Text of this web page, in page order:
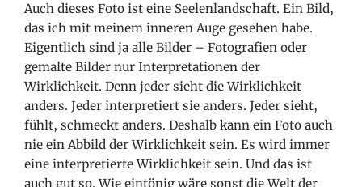
Auch dieses Foto ist eine Seelenlandschaft. Ein Bild,
das ich mit meinem inneren Auge gesehen habe.
Eigentlich sind ja alle Bilder – Fotografien oder
gemalte Bilder nur Interpretationen der
Wirklichkeit. Denn jeder sieht die Wirklichkeit
anders. Jeder interpretiert sie anders. Jeder sieht,
fühlt, schmeckt anders. Deshalb kann ein Foto auch
nie ein Abbild der Wirklichkeit sein. Es wird immer
eine interpretierte Wirklichkeit sein. Und das ist
auch gut so. Wie eintönig wäre sonst die Welt der